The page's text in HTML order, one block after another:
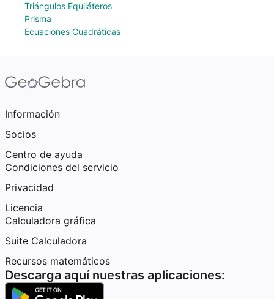
Triángulos Equiláteros
Prisma
Ecuaciones Cuadráticas
Información
Socios
Centro de ayuda
Condiciones del servicio
Privacidad
Licencia
Calculadora gráfica
Suite Calculadora
Recursos matemáticos
Descarga aquí nuestras aplicaciones: